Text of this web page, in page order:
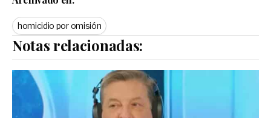
homicidio por omisión
Notas relacionadas: